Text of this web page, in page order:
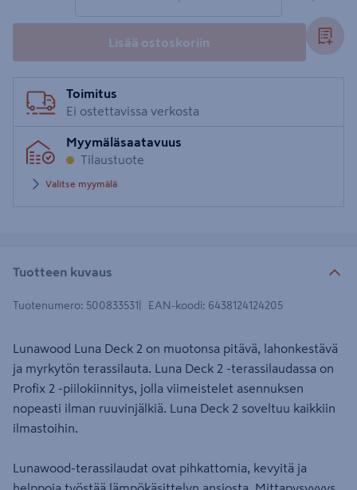
Lisää ostoskoriin
Toimitus
Ei ostettavissa verkosta
Myymäläsaatavuus
Tilaustuote
Valitse myymälä
Tuotteen kuvaus
Tuotenumero: 500833531 EAN-koodi: 6438124124205
Lunawood Luna Deck 2 on muotonsa pitävä, lahonkestävä
ja myrkytön terassilauta. Luna Deck 2 -terassilaudassa on
Profix 2 -piilokiinnitys, jolla viimeistelet asennuksen
nopeasti ilman ruuvinjälkiä. Luna Deck 2 soveltuu kaikkiin
ilmastoihin.
Lunawood-terassilaudat ovat pihkattomia, kevyitä ja